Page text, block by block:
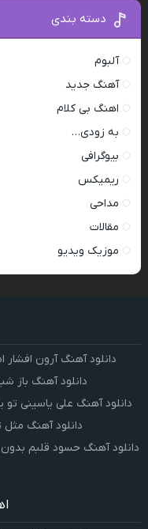
دسته بندی
آلبوم
آهنگ جدید
اهنگ بی کلام
به زودی…
بیوگرافی
ریمیکس
مداحی
مقالات
موزیک ویدیو
دانلود آهنگ آرون
دانلود آهنگ
دانلود آهنگ علی یاسینی
دانلود آهنگ
دانلود آهنگ حسود قلبم